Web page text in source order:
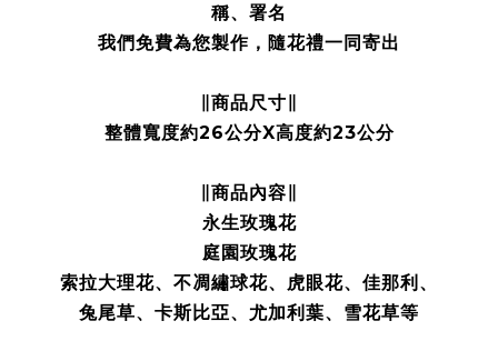
稱、署名
我們免費為您製作，隨花禮一同寄出
∥商品尺寸∥
整體寬度約26公分X高度約23公分
∥商品內容∥
永生玫瑰花
庭園玫瑰花
索拉大理花、不凋繡球花、虎眼花、佳那利、
兔尾草、卡斯比亞、尤加利葉、雪花草等